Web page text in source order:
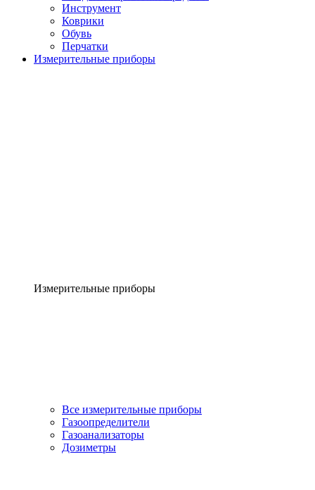
Инструмент
Коврики
Обувь
Перчатки
Измерительные приборы
Измерительные приборы
Все измерительные приборы
Газоопределители
Газоанализаторы
Дозиметры